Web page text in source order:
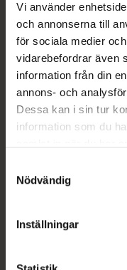
Vi använder
och annonserna till
för sociala medier
vidarebefordrar även
information från din
annons- och
Dessa kan i sin tur
information som du
återkalla ditt
cookieinställningar.
lagligheten av
Nödvändig
Inställningar
Beskrivning
Läs alltid
EAN: